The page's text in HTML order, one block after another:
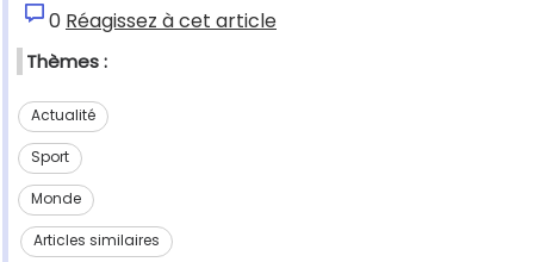
0 Réagissez à cet article
Thèmes :
Actualité
Sport
Monde
Articles similaires